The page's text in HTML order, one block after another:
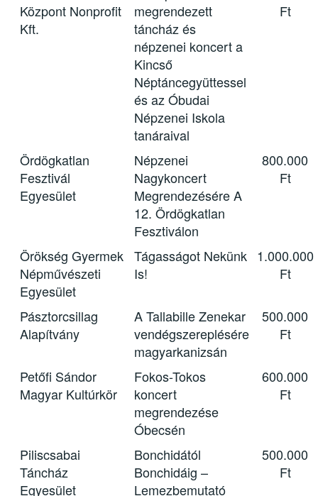
Központ Nonprofit
Kft.
megrendezett
táncház és
népzenei koncert a
Kincső
Néptáncegyüttessel
és az Óbudai
Népzenei Iskola
tanáraival
Ft
Ördögkatlan
Fesztivál
Egyesület
Népzenei
Nagykoncert
Megrendezésére A
12. Ördögkatlan
Fesztiválon
800.000
Ft
Örökség Gyermek
Népművészeti
Egyesület
Tágasságot Nekünk
Is!
1.000.000
Ft
Pásztorcsillag
Alapítvány
A Tallabille Zenekar
vendégszereplésére
magyarkanizsán
500.000
Ft
Petőfi Sándor
Magyar Kultúrkör
Fokos-Tokos
koncert
megrendezése
Óbecsén
600.000
Ft
Piliscsabai
Táncház
Egyesület
Bonchidától
Bonchidáig –
Lemezbemutató
500.000
Ft